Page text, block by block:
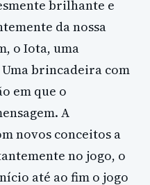
brilhante e
da nossa
o Iota, uma
brincadeira com
em que o
A
novos conceitos a
no jogo, o
até ao fim o jogo